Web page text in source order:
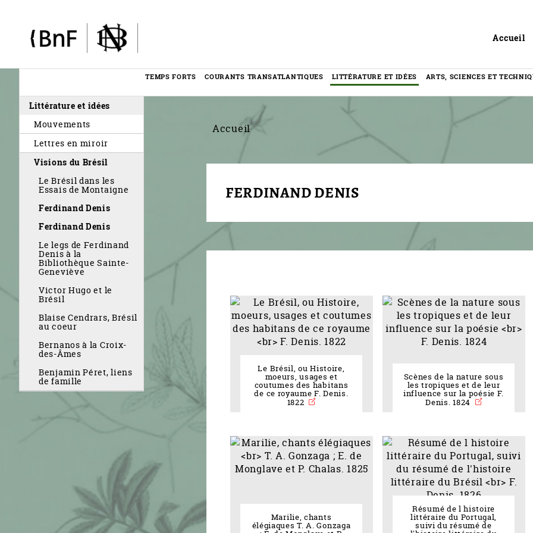
Accueil
Menu
éditorial
TEMPS FORTS COURANTS TRANSATLANTIQUES LITTÉRATURE ET IDÉES ARTS, SCIENCES ET
Littérature et idées
Mouvements
Lettres en miroir
Visions du Brésil
Le Brésil dans les
Essais de Montaigne
Ferdinand Denis
Ferdinand Denis
Le legs de Ferdinand
Denis à la
Bibliothèque Sainte-
Geneviève
Victor Hugo et le
Brésil
Blaise Cendrars, Brésil
au coeur
Bernanos à la Croix-
des-Âmes
Benjamin Péret, liens
de famille
Accueil
FERDINAND DENIS
Le Brésil, ou Histoire,
moeurs, usages et
coutumes des habitans
de ce royaume F. Denis.
1822
Scènes de la nature sous
les tropiques et de leur
influence sur la poésie F.
Denis. 1824
Marilie, chants
élégiaques T. A. Gonzaga
Résumé de l histoire
littéraire du Portugal,
suivi du résumé de